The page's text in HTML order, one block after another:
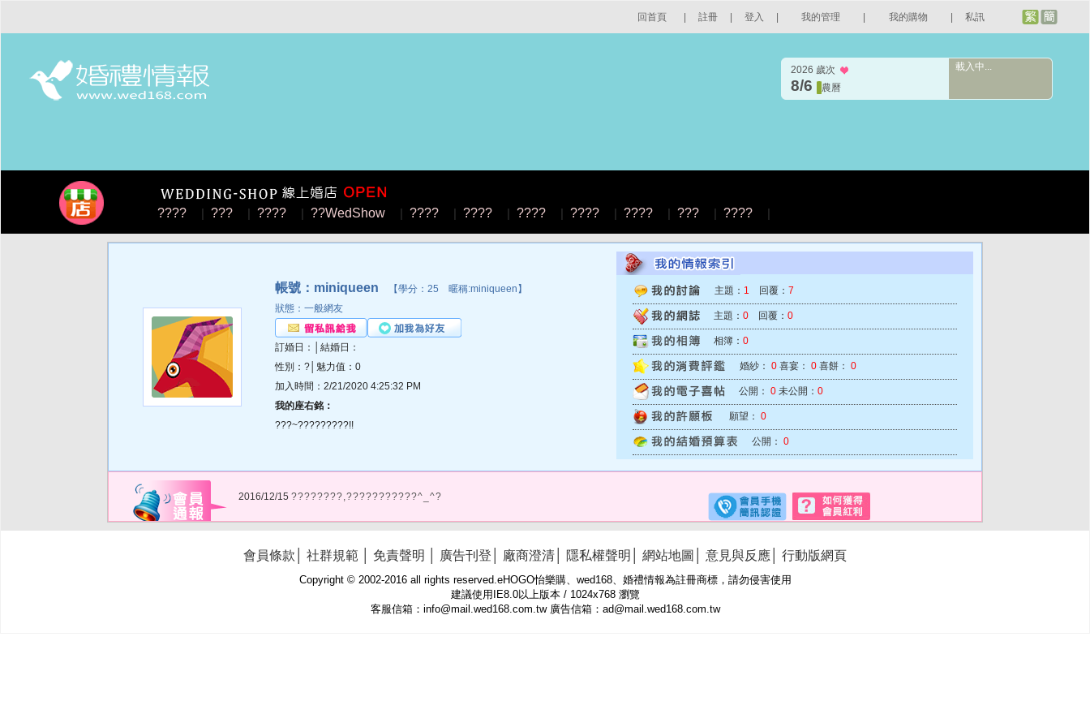
回首頁 註冊 登入 我的管理 我的購物 私訊
2026 歲次
8/6 農曆
載入中...
???? | ??? | ???? | ??WedShow | ???? | ???? | ???? | ???? | ???? | ??? | ???? |
帳號：miniqueen 【學分：25 暱稱:miniqueen】
狀態：一般網友
訂婚日：│結婚日：
性別：?│魅力值：0
加入時間：2/21/2020 4:25:32 PM
我的座右銘：
???~?????????!!
主題： 1 回覆： 7
主題： 0 回覆： 0
相簿： 0
婚紗： 0 喜宴： 0 喜餅： 0
公開： 0 未公開： 0
願望： 0
公開： 0
2016/12/15 ????????,???????????^_^?
會員條款 社群規範 免責聲明 廣告刊登 廠商澄清 隱私權聲明 網站地圖 意見與反應 行動版網頁
Copyright © 2002-2016 all rights reserved.eHOGO怡樂購、wed168、婚禮情報為註冊商標，請勿侵害使用
建議使用IE8.0以上版本 / 1024x768 瀏覽
客服信箱：info@mail.wed168.com.tw 廣告信箱：ad@mail.wed168.com.tw